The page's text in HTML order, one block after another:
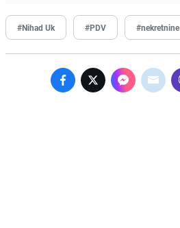
#Nihad Uk #PDV #nekretnine